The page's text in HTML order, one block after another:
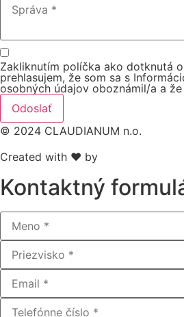
Zakliknutím políčka ako dotknutá
prehlasujem, že som sa s
osobných údajov oboznámil/a a
Odoslať
© 2024 CLAUDIANUM n.o.
Created with ♥ by
Kontaktný